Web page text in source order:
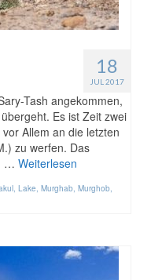
18
JUL 2017
Tash angekommen,
Es ist Zeit zwei
Allem an die letzten
zu werfen. Das
… Weiterlesen
, Lake, Murghab, Murghob,